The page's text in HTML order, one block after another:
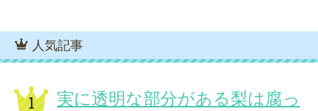
人気記事
実に透明な部分がある梨は腐っ